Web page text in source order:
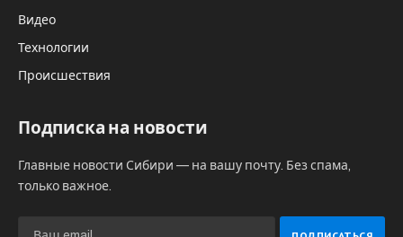
Видео
Технологии
Происшествия
Подписка на новости
Главные новости Сибири — на вашу почту. Без спама,
только важное.